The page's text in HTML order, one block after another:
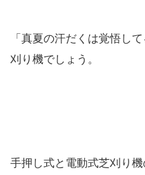
「真夏の汗だくは覚悟し
刈り機でしょう。
手押し式と電動式芝刈り